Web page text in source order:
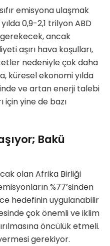
emisyona ulaşmak
0,9-2,1 trilyon ABD
gerekecek, ancak
aşırı hava koşulları,
nedeniyle çok daha
küresel ekonomi yılda
ve artan enerji talebi
için yine de bazı
Bakü
olan Afrika Birliği
%77’sinden
hedefinin uygulanabilir
çok önemli ve iklim
öncülük etmeli.
gerekiyor.